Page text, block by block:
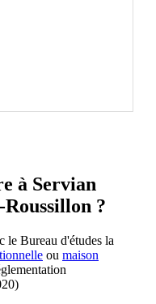
à Servian
?
le Bureau d'études la
ou maison